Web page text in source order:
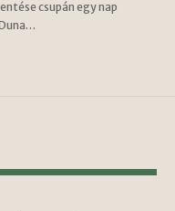
csupán egy nap